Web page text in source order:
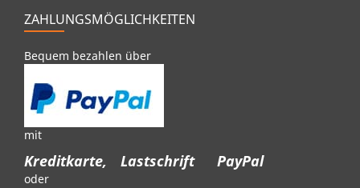
ZAHLUNGSMÖGLICHKEITEN
Bequem bezahlen über
mit
Kreditkarte, Lastschrift PayPal
oder